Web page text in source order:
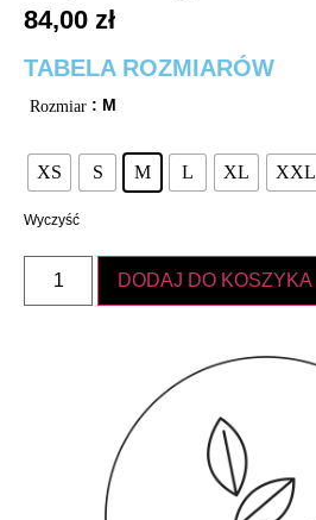
84,00 zł
TABELA ROZMIARÓW
Rozmiar : M
XS S M L XL XXL
Wyczyść
DODAJ DO KOSZYKA